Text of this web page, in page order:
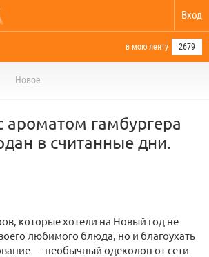
Вход
в мою ленту 2679
Новое
ароматом гамбургера
в считанные дни.
которые хотели на Новый год не
любимого блюда, но и благоухать
— необычный одеколон от сети